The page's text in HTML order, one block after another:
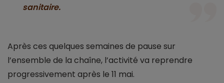
sanitaire.
Après ces quelques semaines de pause sur
l’ensemble de la chaîne, l’activité va reprendre
progressivement après le 11 mai.